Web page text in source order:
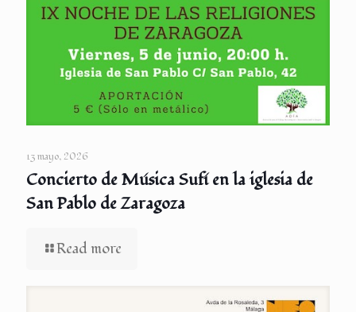
13 mayo, 2026
Concierto de Música Sufí en la iglesia de
San Pablo de Zaragoza
Read more